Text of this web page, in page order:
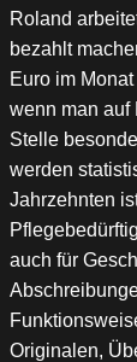
Roland
bezahlt
Euro im
wenn man auf
Stelle
werden
Jahrzehnten
auch für
Originalen,